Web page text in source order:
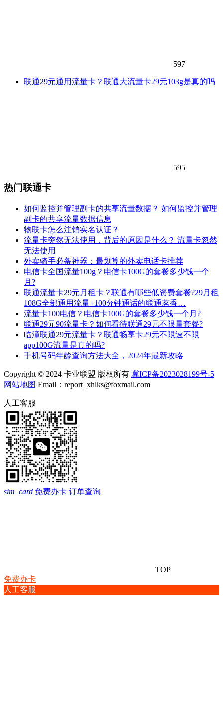
597
联通29元通用流量卡？联通大流量卡29元103g是真的吗
595
热门联通卡
如何监控并管理副卡的共享流量数据？ 如何监控并管理
副卡的共享流量数据信息
物联卡怎么注销实名认证？
流量卡突然无法使用，背后的原因是什么？ 流量卡忽然
无法使用
外卖骑手必备神器：最划算的外卖电话卡推荐
电信卡全国流量100g？电信卡100G的套餐多少钱一个
月?
联通流量卡29元月租卡？联通有哪些低资费套餐?29月租
108G全部通用流量+100分钟通话的联通茗香…
流量卡100电信？电信卡100G的套餐多少钱一个月?
联通29元90流量卡？如何看待联通29元不限量套餐?
临潼联通29元流量卡？联通畅享卡29元不限速不限
app100G流量是真的吗?
手机号码年龄查询方法大全，2024年最新攻略
Copyright © 2024 卡业联盟 版权所有 冀ICP备2023028199号-5
网站地图 Email：report_xhlks@foxmail.com
人工客服
sim_card 免费办卡 订单查询
TOP
免费办卡
人工客服